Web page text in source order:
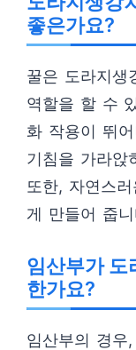
좋은가요?
꿀은 도라지생
역할을 할 수
화 작용이 뛰
기침을 가라앉
또한, 자연스
게 만들어 줍
임산부가 도
한가요?
임산부의 경우